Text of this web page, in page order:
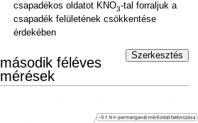
csapadékos oldatot KNO3-tal forraljuk a
csapadék felületének csökkentése
érdekében
Szerkesztés
második féléves
mérések